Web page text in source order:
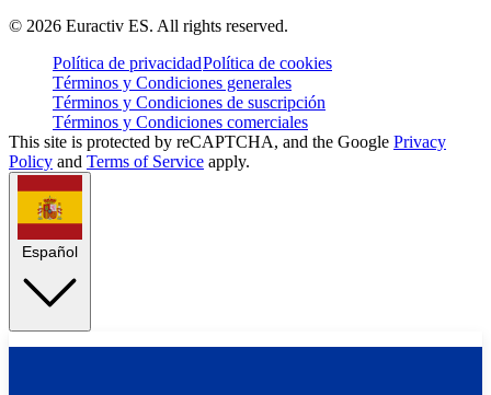
© 2026 Euractiv ES. All rights reserved.
Política de privacidadPolítica de cookies
Términos y Condiciones generales
Términos y Condiciones de suscripción
Términos y Condiciones comerciales
This site is protected by reCAPTCHA, and the Google Privacy
Policy and Terms of Service apply.
Español